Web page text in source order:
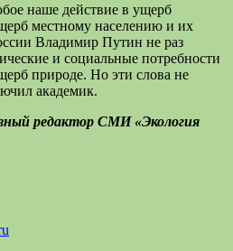
наше действие в ущерб
местному населению и их
Владимир Путин не раз
и социальные потребности
природе. Но эти слова не
академик.
редактор СМИ «Экология